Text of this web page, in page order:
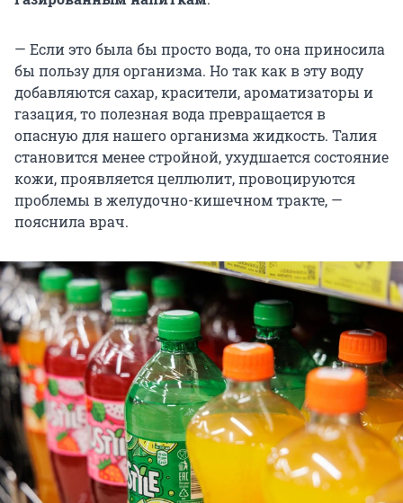
— Если это была бы просто вода, то она приносила
бы пользу для организма. Но так как в эту воду
добавляются сахар, красители, ароматизаторы и
газация, то полезная вода превращается в
опасную для нашего организма жидкость. Талия
становится менее стройной, ухудшается состояние
кожи, проявляется целлюлит, провоцируются
проблемы в желудочно-кишечном тракте, —
пояснила врач.